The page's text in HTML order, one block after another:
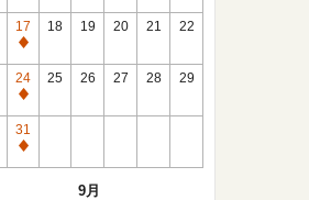
館
日
17
休
館
日
18 19 20 21 22
24
休
館
日
25 26 27 28 29
31
休
9月